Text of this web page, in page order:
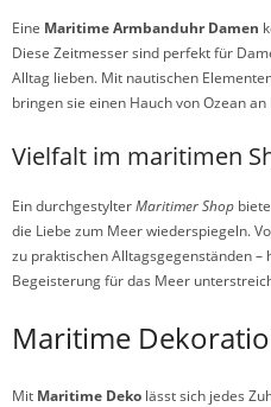
Eine Maritime Armbanduhr Damen
Diese Zeitmesser sind perfekt für
Alltag lieben. Mit nautischen
bringen sie einen Hauch von Ozean
Vielfalt im maritimen
Ein durchgestylterMaritimer Shop
die Liebe zum Meer wiederspiegeln.
zu praktischen Alltagsgegenständen
Begeisterung für das Meer
Maritime
Mit Maritime Deko lässt sich jedes